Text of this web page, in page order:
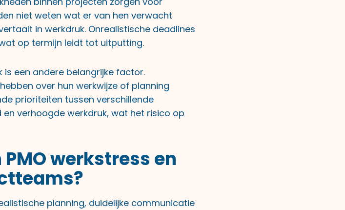
niet weten wat er van hen verwacht
in werkdruk. Onrealistische deadlines
op termijn leidt tot uitputting.
is een andere belangrijke factor.
over hun werkwijze of planning
prioriteiten tussen verschillende
verhoogde werkdruk, wat het risico op
werkstress en
planning, duidelijke communicatie